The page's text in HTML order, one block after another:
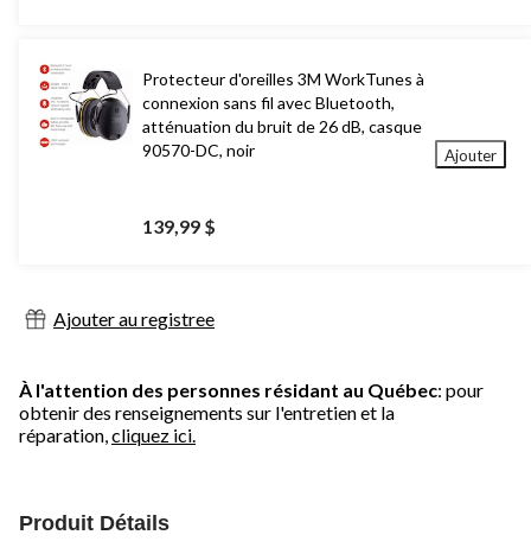
Protecteur d'oreilles 3M WorkTunes à
connexion sans fil avec Bluetooth,
atténuation du bruit de 26 dB, casque
90570-DC, noir
139,99 $
Ajouter
Ajouter au registree
À l'attention des personnes résidant au Québec: pour
obtenir des renseignements sur l'entretien et la
réparation,cliquez ici.
Produit Détails